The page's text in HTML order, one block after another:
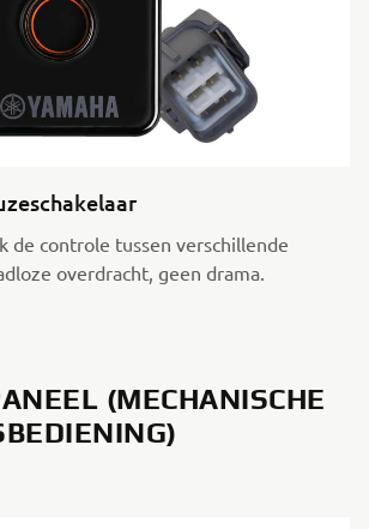
de controle tussen verschillende
overdracht, geen drama.
(MECHANISCHE